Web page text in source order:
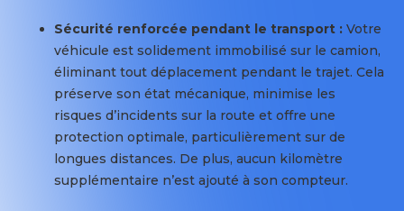
est
confirmée
Préparation
et
planification
du
centres
où
sont
stockés
à
minima
plusieurs
centaines
Sécurité renforcée pendant le transport : Votre
véhicule est solidement immobilisé sur le camion,
éliminant tout déplacement pendant le trajet. Cela
préserve son état mécanique, minimise les
risques d’incidents sur la route et offre une
protection optimale, particulièrement sur de
longues distances. De plus, aucun kilomètre
supplémentaire n’est ajouté à son compteur.